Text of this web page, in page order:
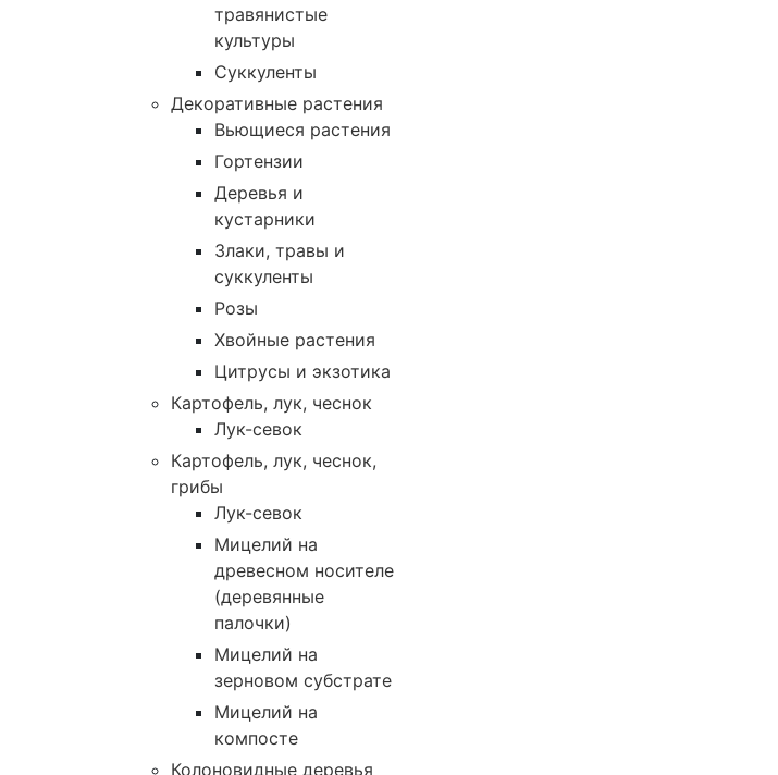
травянистые
культуры
Суккуленты
Декоративные растения
Вьющиеся растения
Гортензии
Деревья и
кустарники
Злаки, травы и
суккуленты
Розы
Хвойные растения
Цитрусы и экзотика
Картофель, лук, чеснок
Лук-севок
Картофель, лук, чеснок,
грибы
Лук-севок
Мицелий на
древесном носителе
(деревянные
палочки)
Мицелий на
зерновом субстрате
Мицелий на
компосте
Колоновидные деревья